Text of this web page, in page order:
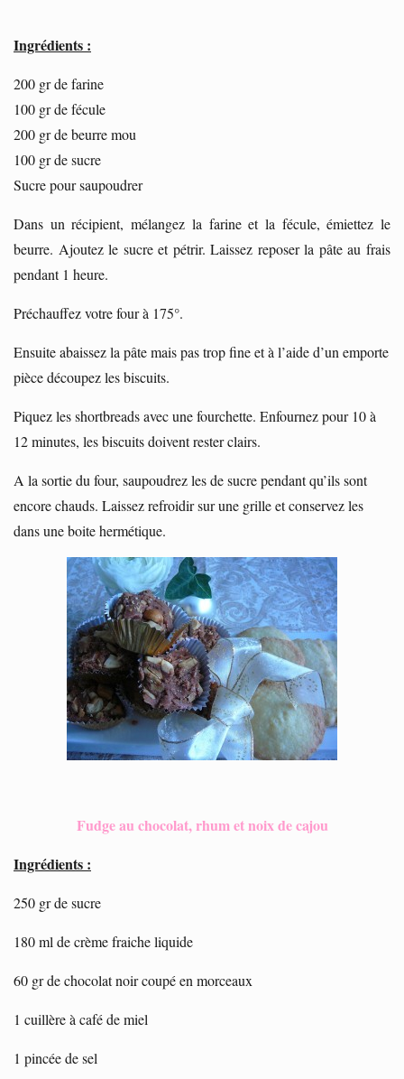
Ingrédients :
200 gr de farine
100 gr de fécule
200 gr de beurre mou
100 gr de sucre
Sucre pour saupoudrer
Dans un récipient, mélangez la farine et la fécule, émiettez le
beurre. Ajoutez le sucre et pétrir. Laissez reposer la pâte au frais
pendant 1 heure.
Préchauffez votre four à 175°.
Ensuite abaissez la pâte mais pas trop fine et à l’aide d’un emporte
pièce découpez les biscuits.
Piquez les shortbreads avec une fourchette. Enfournez pour 10 à
12 minutes, les biscuits doivent rester clairs.
A la sortie du four, saupoudrez les de sucre pendant qu’ils sont
encore chauds. Laissez refroidir sur une grille et conservez les
dans une boite hermétique.
Fudge au chocolat, rhum et noix de cajou
Ingrédients :
250 gr de sucre
180 ml de crème fraiche liquide
60 gr de chocolat noir coupé en morceaux
1 cuillère à café de miel
1 pincée de sel